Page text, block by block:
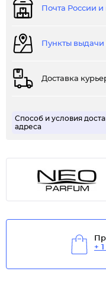
Почта России и
Пункты выдачи
Доставка
Способ и условия
адреса
+